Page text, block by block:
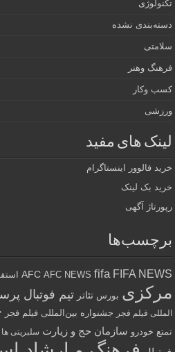
تکنولوژی
دسته‌بندی نشده
سلامتی
فرهنگ وهنر
کسب وکار
ورزشی
لینک های مفید
خرید فالوور اینستاگرام
خرید بک لینک
رپورتاژ آگهی
برچسب‌ها
AFC AFC NEWS fifa FIFA NEWS
مرکزی بورس تئاتر تیم فوتبال
المللی فیلم فجر جشنواره بین‌المللی فیلم فجر
تمتع خودرو سازمان حج و زیارت سلبریتی ها